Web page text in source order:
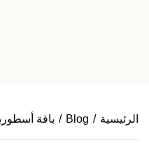
يالرئيسية /
Blog
/ باقة